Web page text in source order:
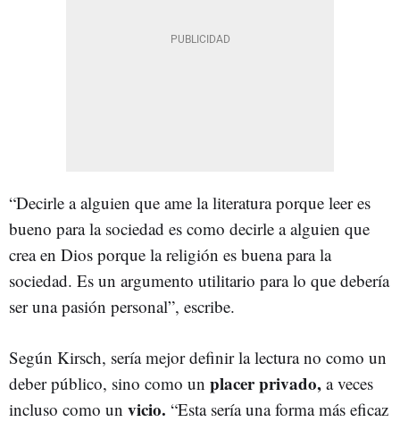
“Decirle a alguien que ame la literatura porque leer es
bueno para la sociedad es como decirle a alguien que
crea en Dios porque la religión es buena para la
sociedad. Es un argumento utilitario para lo que debería
ser una pasión personal”, escribe.
Según Kirsch, sería mejor definir la lectura no como un
deber público, sino como un placer privado, a veces
incluso como un vicio. “Esta sería una forma más eficaz